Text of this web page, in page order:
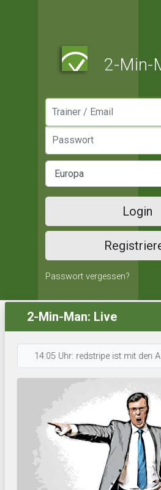
2-Min-
Login
Passwort vergessen?
2-Min-Man: Live
14:05 Uhr: redstripe ist mit den